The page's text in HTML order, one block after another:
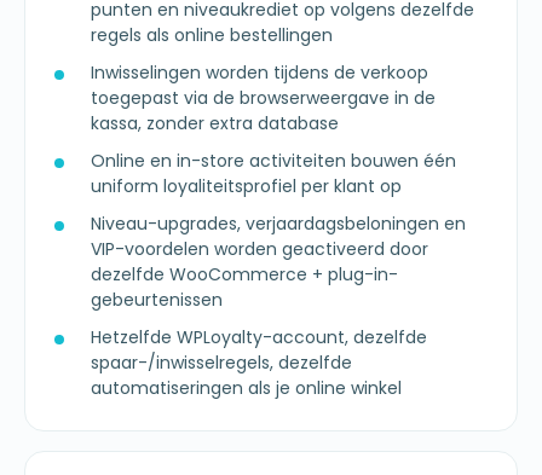
punten en niveaukrediet op volgens dezelfde
regels als online bestellingen
Inwisselingen worden tijdens de verkoop
toegepast via de browserweergave in de
kassa, zonder extra database
Online en in-store activiteiten bouwen één
uniform loyaliteitsprofiel per klant op
Niveau-upgrades, verjaardagsbeloningen en
VIP-voordelen worden geactiveerd door
dezelfde WooCommerce + plug-in-
gebeurtenissen
Hetzelfde WPLoyalty-account, dezelfde
spaar-/inwisselregels, dezelfde
automatiseringen als je online winkel